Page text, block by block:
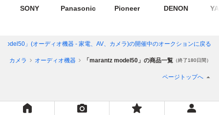
SONY Panasonic Pioneer DENON
」(オーディオ機器 - 家電、AV、カメラ)の開催中のオークションに戻る
、カメラ オーディオ機器 「marantz model50」の商品一覧 （終了180日間）
ページトップへ